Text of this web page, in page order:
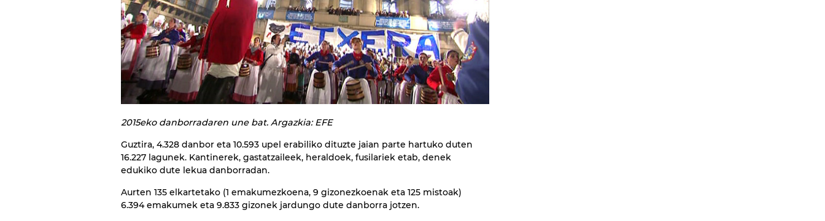
2015eko danborradaren une bat. Argazkia: EFE
Guztira, 4.328 danbor eta 10.593 upel erabiliko dituzte jaian parte hartuko duten
16.227 lagunek. Kantinerek, gastatzaileek, heraldoek, fusilariek etab, denek
edukiko dute lekua danborradan.
Aurten 135 elkartetako (1 emakumezkoena, 9 gizonezkoenak eta 125 mistoak)
6.394 emakumek eta 9.833 gizonek jardungo dute danborra jotzen.